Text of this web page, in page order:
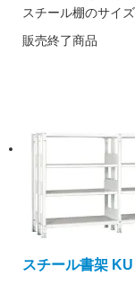
スチール棚のサイ
販売終了商品
スチール書架